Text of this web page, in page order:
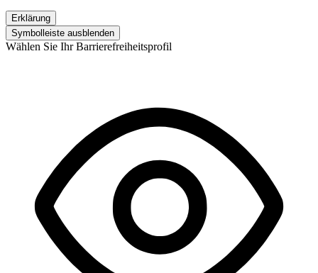
Erklärung
Symbolleiste ausblenden
Wählen Sie Ihr Barrierefreiheitsprofil